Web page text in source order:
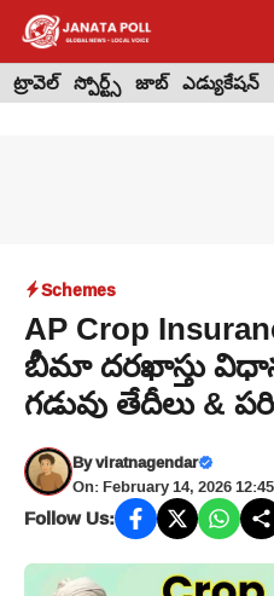
Skip
content
ట్రావెల్ స్పోర్ట్స్ జాబ్ ఎడ్యుకేషన్
Schemes
AP Crop
బీమా దరఖాస్తు
గడువు తేదీలు &
Byviratnagendar
On: February 14, 2026
Follow Us: